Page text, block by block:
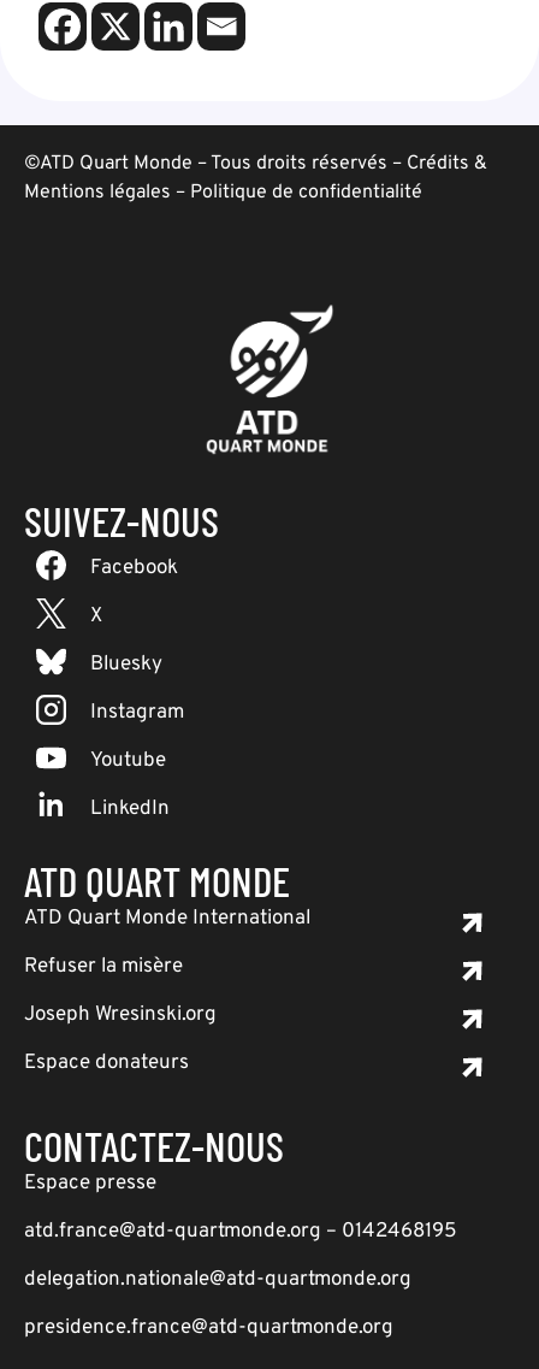
©ATD Quart Monde – Tous droits réservés – Crédits &
Mentions légales – Politique de confidentialité
SUIVEZ-NOUS
Facebook
X
Bluesky
Instagram
Youtube
LinkedIn
ATD QUART MONDE
ATD Quart Monde International
Refuser la misère
Joseph Wresinski.org
Espace donateurs
CONTACTEZ-NOUS
Espace presse
atd.france@atd-quartmonde.org – 0142468195
delegation.nationale@atd-quartmonde.org
presidence.france@atd-quartmonde.org